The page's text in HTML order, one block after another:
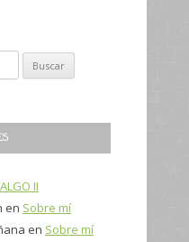
II
en Sobre mí
en Sobre mí